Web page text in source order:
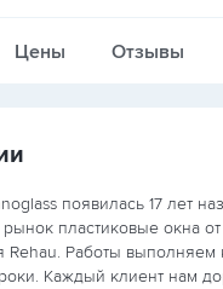
Цены Отзывы
появилась 17 лет
рынок пластиковые окна
Rehau. Работы выполняем
Каждый клиент нам